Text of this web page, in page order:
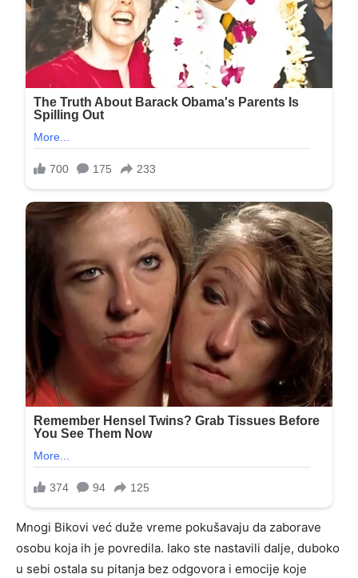
Mnogi Bikovi već duže vreme pokušavaju da zaborave
osobu koja ih je povredila. Iako ste nastavili dalje, duboko
u sebi ostala su pitanja bez odgovora i emocije koje